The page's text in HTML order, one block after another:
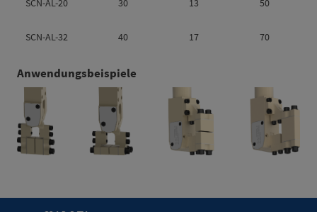
SCN-AL-20 30 13 50
SCN-AL-32 40 17 70
Anwendungsbeispiele